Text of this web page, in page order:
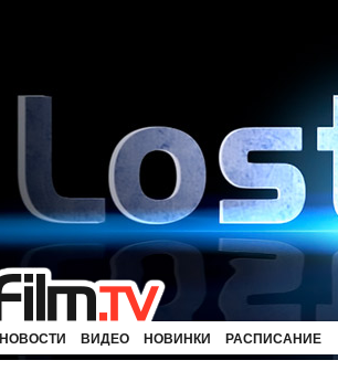
НОВОСТИ ВИДЕО НОВИНКИ РАСПИСАНИЕ